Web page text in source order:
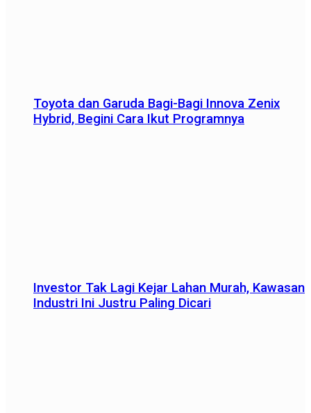
Toyota dan Garuda Bagi-Bagi Innova Zenix
Hybrid, Begini Cara Ikut Programnya
Investor Tak Lagi Kejar Lahan Murah, Kawasan
Industri Ini Justru Paling Dicari